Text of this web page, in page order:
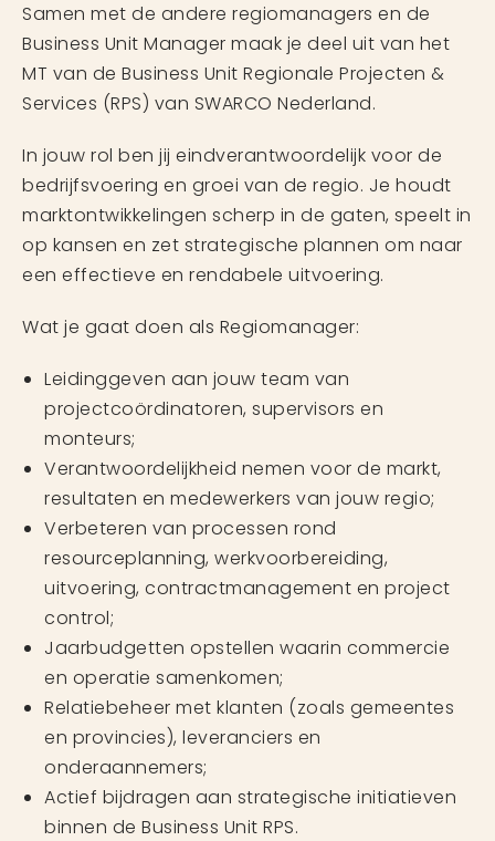
Samen met de andere regiomanagers en de
Business Unit Manager maak je deel uit van het
MT van de Business Unit Regionale Projecten &
Services (RPS) van SWARCO Nederland.
In jouw rol ben jij eindverantwoordelijk voor de
bedrijfsvoering en groei van de regio. Je houdt
marktontwikkelingen scherp in de gaten, speelt in
op kansen en zet strategische plannen om naar
een effectieve en rendabele uitvoering.
Wat je gaat doen als Regiomanager:
Leidinggeven aan jouw team van
projectcoördinatoren, supervisors en
monteurs;
Verantwoordelijkheid nemen voor de markt,
resultaten en medewerkers van jouw regio;
Verbeteren van processen rond
resourceplanning, werkvoorbereiding,
uitvoering, contractmanagement en project
control;
Jaarbudgetten opstellen waarin commercie
en operatie samenkomen;
Relatiebeheer met klanten (zoals gemeentes
en provincies), leveranciers en
onderaannemers;
Actief bijdragen aan strategische initiatieven
binnen de Business Unit RPS.